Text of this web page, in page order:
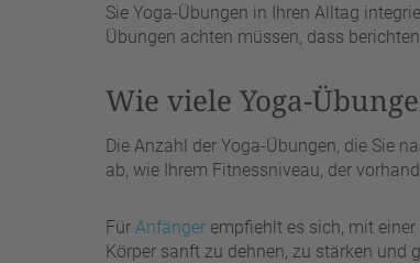
Sie Yoga-Übungen in Ihren Alltag
Übungen achten müssen, dass
Wie viele Yoga-
Die Anzahl der Yoga-Übungen, die Sie
ab, wie Ihrem Fitnessniveau, der
Für Anfänger empfiehlt es sich, mit
Körper sanft zu dehnen, zu stärken und